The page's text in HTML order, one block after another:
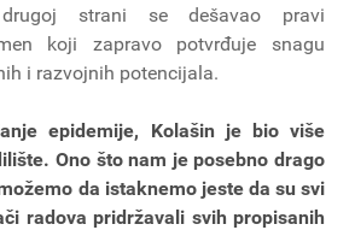
strani se dešavao pravi
koji zapravo potvrđuje snagu
i razvojnih potencijala.
epidemije, Kolašin je bio više
Ono što nam je posebno drago
da istaknemo jeste da su svi
radova pridržavali svih propisanih